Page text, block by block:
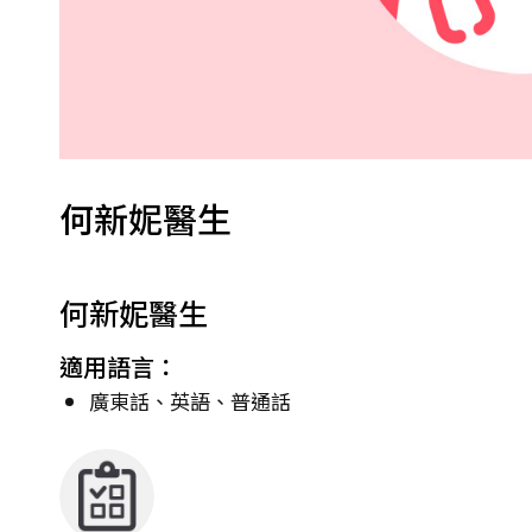
何新妮醫生
何新妮醫生
適用語言：
廣東話、英語、普通話